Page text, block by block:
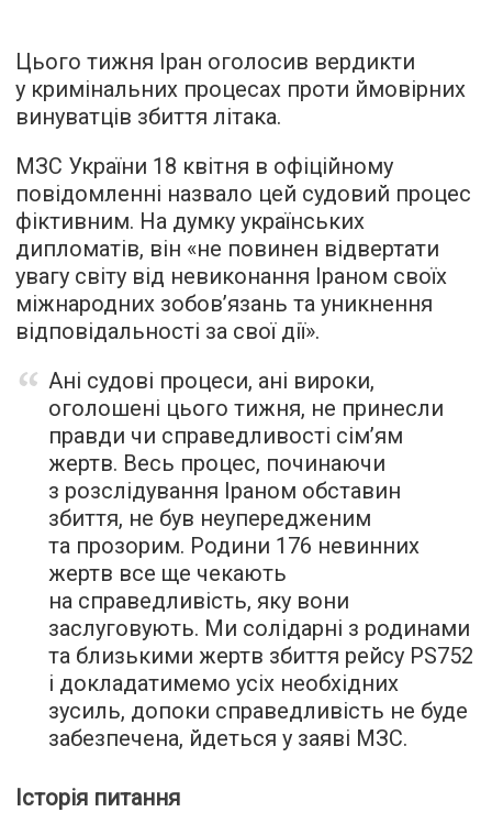
Цього тижня Іран оголосив вердикти
у кримінальних процесах проти ймовірних
винуватців збиття літака.
МЗС України 18 квітня в офіційному
повідомленні назвало цей судовий процес
фіктивним. На думку українських
дипломатів, він «не повинен відвертати
увагу світу від невиконання Іраном своїх
міжнародних зобов’язань та уникнення
відповідальності за свої дії».
Ані судові процеси, ані вироки,
оголошені цього тижня, не принесли
правди чи справедливості сім’ям
жертв. Весь процес, починаючи
з розслідування Іраном обставин
збиття, не був неупередженим
та прозорим. Родини 176 невинних
жертв все ще чекають
на справедливість, яку вони
заслуговують. Ми солідарні з родинами
та близькими жертв збиття рейсу PS752
і докладатимемо усіх необхідних
зусиль, допоки справедливість не буде
забезпечена, йдеться у заяві МЗС.
Історія питання